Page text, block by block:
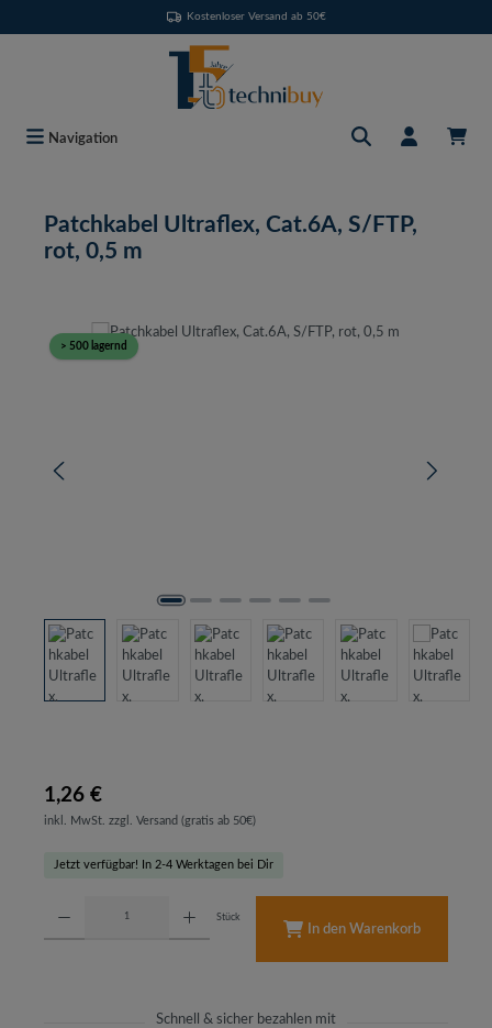
Kostenloser Versand ab 50€
Navigation
Patchkabel Ultraflex, Cat.6A, S/FTP,
rot, 0,5 m
Bildergalerie überspringen
> 500 lagernd
1,26 €
inkl. MwSt. zzgl. Versand (gratis ab 50€)
Jetzt verfügbar! In 2-4 Werktagen bei Dir
Stück
In den Warenkorb
Schnell & sicher bezahlen mit